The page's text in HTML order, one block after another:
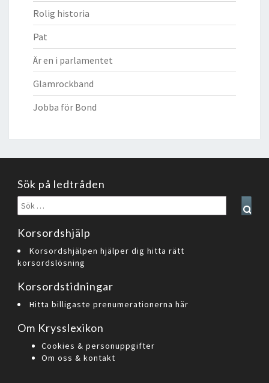
Rolig historia
Pat
Är en i parlamentet
Glamrockband
Jobba för Bond
Sök på ledtråden
Sök
efter:
Korsordshjälp
Korsordshjälpen hjälper dig hitta rätt
korsordslösning
Korsordstidningar
Hitta billigaste prenumerationerna här
Om Krysslexikon
Cookies & personuppgifter
Om oss & kontakt